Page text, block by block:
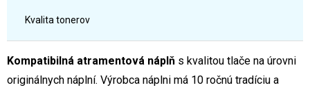
Kvalita tonerov
Kompatibilná atramentová náplň s kvalitou tlače na úrovni
originálnych náplní. Výrobca náplni má 10 ročnú tradíciu a